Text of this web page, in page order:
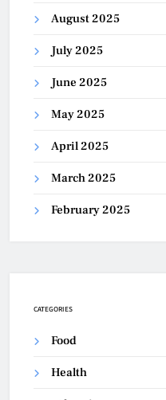
August 2025
July 2025
June 2025
May 2025
April 2025
March 2025
February 2025
CATEGORIES
Food
Health